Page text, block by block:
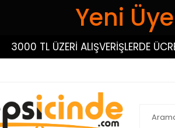
Yeni
3000 TL ÜZERİ ALIŞVERİŞLERDE